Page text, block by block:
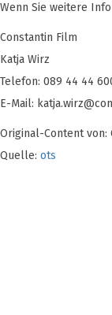
Wenn Sie weitere
Constantin Film
Katja Wirz
Telefon: 089 44 44
E-Mail:
Original-Content
Quelle: ots